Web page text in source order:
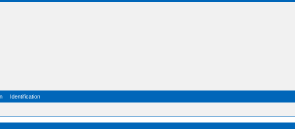
Identification